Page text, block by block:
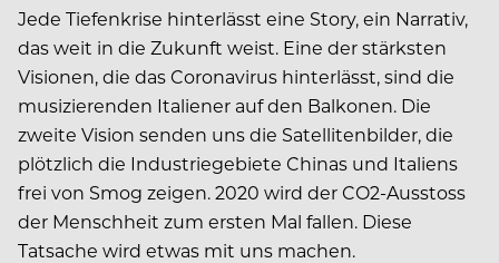
Jede Tiefenkrise hinterlässt eine Story, ein Narrativ,
das weit in die Zukunft weist. Eine der stärksten
Visionen, die das Coronavirus hinterlässt, sind die
musizierenden Italiener auf den Balkonen. Die
zweite Vision senden uns die Satellitenbilder, die
plötzlich die Industriegebiete Chinas und Italiens
frei von Smog zeigen. 2020 wird der CO2-Ausstoss
der Menschheit zum ersten Mal fallen. Diese
Tatsache wird etwas mit uns machen.